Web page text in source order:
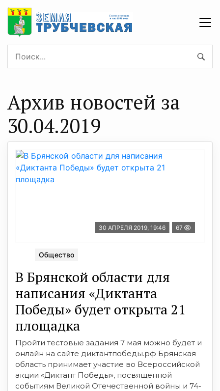
Архив новостей за
30.04.2019
30 АПРЕЛЯ 2019, 19:46 67
Общество
В Брянской области для
написания «Диктанта
Победы» будет открыта 21
площадка
Пройти тестовые задания 7 мая можно будет и
онлайн на сайте диктантпобеды.рф Брянская
область принимает участие во Всероссийской
акции «Диктант Победы», посвященной
событиям Великой Отечественной войны и 74-